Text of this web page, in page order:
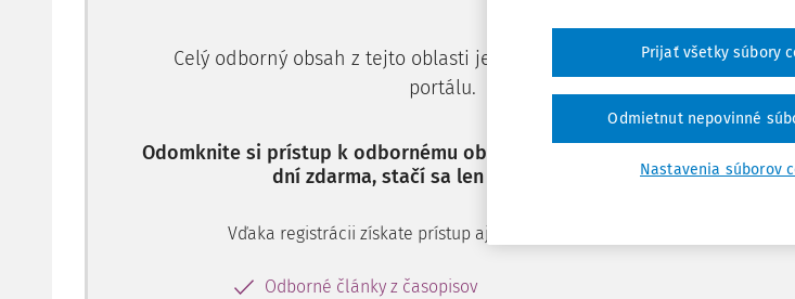
Celý odborný obsah z tejto oblasti je dostupný predplatiteľom
portálu.
Odomknite si prístup k odbornému obsahu a získajte prístup na 10
dní zdarma, stačí sa len zaregistrovať.
Vďaka registrácii získate prístup aj k vybranému obsahu:
Odborné články z časopisov
Nastavenia súborov
Odmietnut nepovinné
Prijať všetky súbory